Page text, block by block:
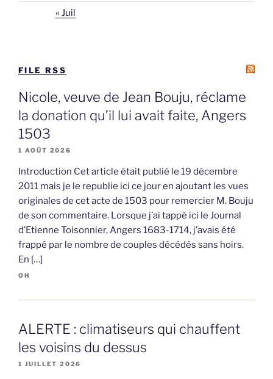
« Juil
FILE RSS
Nicole, veuve de Jean Bouju, réclame
la donation qu’il lui avait faite, Angers
1503
1 AOÛT 2026
Introduction Cet article était publié le 19 décembre
2011 mais je le republie ici ce jour en ajoutant les vues
originales de cet acte de 1503 pour remercier M. Bouju
de son commentaire. Lorsque j’ai tappé ici le Journal
d’Etienne Toisonnier, Angers 1683-1714, j’avais été
frappé par le nombre de couples décédés sans hoirs.
En […]
OH
ALERTE : climatiseurs qui chauffent
les voisins du dessus
1 JUILLET 2026